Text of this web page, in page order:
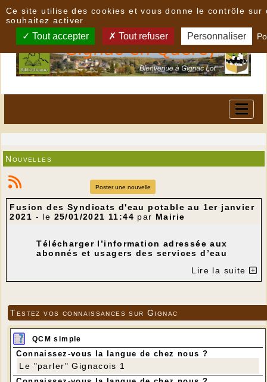
Nouvelles
Poster une nouvelle
Fusion des Syndicats d'eau potable au 1er janvier
2021 - le 25/01/2021 11:44 par Mairie
Télécharger l’information adressée aux
abonnés et usagers des services d’eau
Lire la suite
Testez vos connaissances sur Gignac
QCM simple
Connaissez-vous la langue de chez nous ?
Le "parler" Gignacois 1
Ce site utilise des cookies et vous donne le contrôle sur
souhaitez activer
Tout accepter Tout refuser Personnaliser